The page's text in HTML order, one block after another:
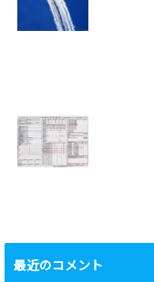
2023.10.14
撮影方法のレクチ
ャー
2022.12.24
要再検査となって
しまった…
最近のコメント